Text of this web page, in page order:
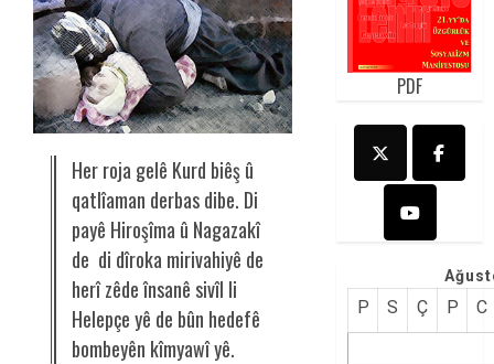
Her roja gelê Kurd biêş û
qatlîaman derbas dibe. Di
payê Hiroşîma û Nagazakî
de di dîroka mirivahiyê de
herî zêde însanê sivîl li
Helepçe yê de bûn hedefê
bombeyên kîmyawî yê.
PDF
P S Ç P C